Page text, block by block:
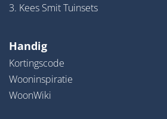
3. Kees Smit Tuinsets
Handig
Kortingscode
Wooninspiratie
WoonWiki